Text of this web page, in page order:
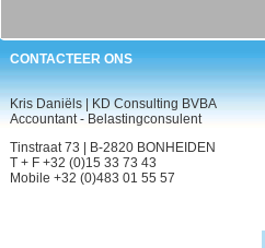
CONTACTEER ONS
Kris Daniëls | KD Consulting BVBA
Accountant - Belastingconsulent
Tinstraat 73 | B-2820 BONHEIDEN
T + F +32 (0)15 33 73 43
Mobile +32 (0)483 01 55 57